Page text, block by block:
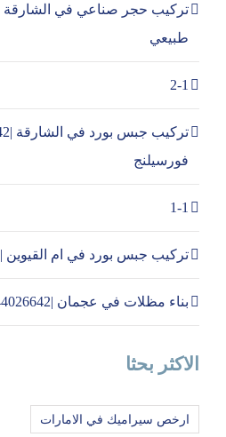
طبيعي
2-1
فورسيلنج
1-1
تركيب جبس بورد في ام القيوين |0544026642
بناء مظلات في عجمان |0544026642| مظلات سيارات
الاكثر بحثا
ارخص سيراميك في الامارات